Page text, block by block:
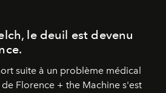
le deuil est devenu
suite à un problème médical
Florence + the Machine s'est